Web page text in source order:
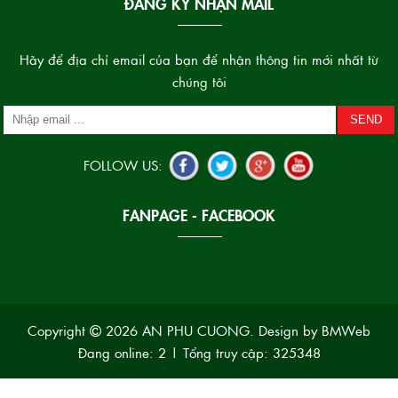
Hãy để địa chỉ email của bạn để nhận thông tin mới nhất từ
chúng tôi
FOLLOW US:
FANPAGE - FACEBOOK
Copyright
2026 AN PHU CUONG. Design by BMWeb
Đang online: 2 | Tổng truy cập: 325348